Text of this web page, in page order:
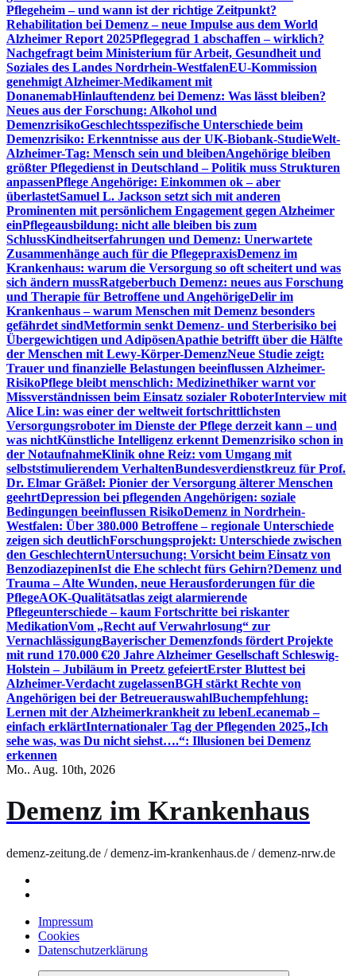
Pflegeheim – und wann ist der richtige Zeitpunkt?
Rehabilitation bei Demenz – neue Impulse aus dem World
Alzheimer Report 2025Pflegegrad 1 abschaffen – wirklich?
Nachgefragt beim Ministerium für Arbeit, Gesundheit und
Soziales des Landes Nordrhein-WestfalenEU-Kommission
genehmigt Alzheimer-Medikament mit
DonanemabHinlauftendenz bei Demenz: Was lässt bleiben?
Neues aus der Forschung: Alkohol und
DemenzrisikoGeschlechtsspezifische Unterschiede beim
Demenzrisiko: Erkenntnisse aus der UK-Biobank-StudieWelt-
Alzheimer-Tag: Mensch sein und bleibenAngehörige bleiben
größter Pflegedienst in Deutschland – Politik muss Strukturen
anpassenPflege Angehörige: Einkommen ok – aber
überlastetSamuel L. Jackson setzt sich mit anderen
Prominenten mit persönlichem Engagement gegen Alzheimer
einPflegeausbildung: nicht alle bleiben bis zum
SchlussKindheitserfahrungen und Demenz: Unerwartete
Zusammenhänge auch für die PflegepraxisDemenz im
Krankenhaus: warum die Versorgung so oft scheitert und was
sich ändern mussRatgeberbuch Demenz: neues aus Forschung
und Therapie für Betroffene und AngehörigeDelir im
Krankenhaus – warum Menschen mit Demenz besonders
gefährdet sindMetformin senkt Demenz- und Sterberisiko bei
Übergewichtigen und AdipösenApathie betrifft über die Hälfte
der Menschen mit Lewy-Körper-DemenzNeue Studie zeigt:
Trauer und finanzielle Belastungen beeinflussen Alzheimer-
RisikoPflege bleibt menschlich: Medizinethiker warnt vor
Missverständnissen beim Einsatz sozialer RoboterInterview mit
Alice Lin: was einer der weltweit fortschrittlichsten
Versorgungsroboter im Dienste der Pflege derzeit kann – und
was nichtKünstliche Intelligenz erkennt Demenzrisiko schon in
der NotaufnahmeKlinik ohne Reiz: vom Umgang mit
selbststimulierendem VerhaltenBundesverdienstkreuz für Prof.
Dr. Elmar Gräßel: Pionier der Versorgung älterer Menschen
geehrtDepression bei pflegenden Angehörigen: soziale
Bedingungen beeinflussen RisikoDemenz in Nordrhein-
Westfalen: Über 380.000 Betroffene – regionale Unterschiede
zeigen sich deutlichForschungsprojekt: Unterschiede zwischen
den GeschlechternUntersuchung: Vorsicht beim Einsatz von
BenzodiazepinenIst die Ehe schlecht fürs Gehirn?Demenz und
Trauma – Alte Wunden, neue Herausforderungen für die
PflegeAOK-Qualitätsatlas zeigt alarmierende
Pflegeunterschiede – kaum Fortschritte bei riskanter
MedikationVom „Recht auf Verwahrlosung“ zur
VernachlässigungBayerischer Demenzfonds fördert Projekte
mit rund 170.000 €20 Jahre Alzheimer Gesellschaft Schleswig-
Holstein – Jubiläum in Preetz gefeiertErster Bluttest bei
Alzheimer-Verdacht zugelassenBGH stärkt Rechte von
Angehörigen bei der BetreuerauswahlBuchempfehlung:
Lernen mit der Alzheimerkrankheit zu lebenLecanemab –
einfach erklärtInternationaler Tag der Pflegenden 2025„Ich
sehe was, was Du nicht siehst….“: Illusionen bei Demenz
erkennen
Mo.. Aug. 10th, 2026
Demenz im Krankenhaus
demenz-zeitung.de / demenz-im-krankenhaus.de / demenz-nrw.de
Impressum
Cookies
Datenschutzerklärung